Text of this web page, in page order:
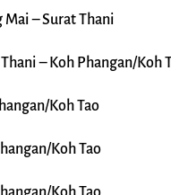
Mai – Surat Thani
– Koh Phangan/Koh
Koh Tao
Koh Tao